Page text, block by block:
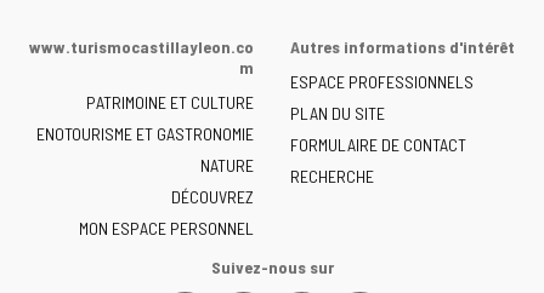
la
de
Castilla
y
León
-
www.turismocastillayleon.co
m
PATRIMOINE ET CULTURE
ENOTOURISME ET GASTRONOMIE
NATURE
DÉCOUVREZ
MON ESPACE PERSONNEL
Autres informations d'intérêt
ESPACE PROFESSIONNELS
PLAN DU SITE
FORMULAIRE DE CONTACT
RECHERCHE
Suivez-nous sur